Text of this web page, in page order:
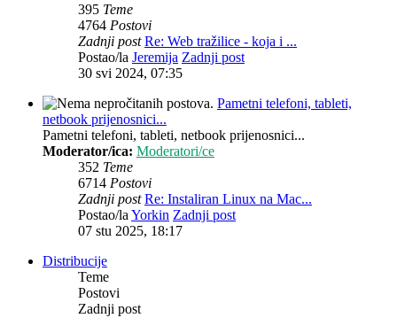
395 Teme
4764 Postovi
Zadnji post Re: Web tražilice - koja i ...
Postao/la Jeremija Zadnji post
30 svi 2024, 07:35
Pametni telefoni, tableti,
netbook prijenosnici...
Pametni telefoni, tableti, netbook prijenosnici...
Moderator/ica: Moderatori/ce
352 Teme
6714 Postovi
Zadnji post Re: Instaliran Linux na Mac...
Postao/laYorkin Zadnji post
07 stu 2025, 18:17
Distribucije
Teme
Postovi
Zadnji post